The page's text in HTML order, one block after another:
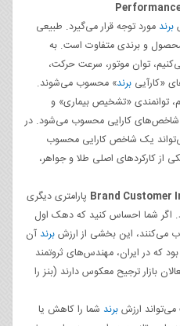
برند مورد توجه قرار می‌گیرد. طبیعی
و برندی متفاوت است. به
توان موتور، سرعت حرکت،
«کارآیی برند» محسوب می‌شوند.
توانمندی «تشخیص بیماری» و
شاخص‌های کارایی محسوب می‌شود. در
یک شاخص کارایی محسوب
از کارکردهای اصلی طلا و جواهر،
پارامتری دیگری
اگر شما احساس کنید که دهک اول
می‌کنند، این بخشی از ارزشبرند آن
که در ایران، مهندس‌های ثروتمند
بازار ترجیح معکوس دارند (بنز را
ارزشبرند شما را کاهش یا